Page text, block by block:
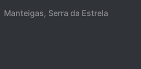
Manteigas, Serra da Estrela